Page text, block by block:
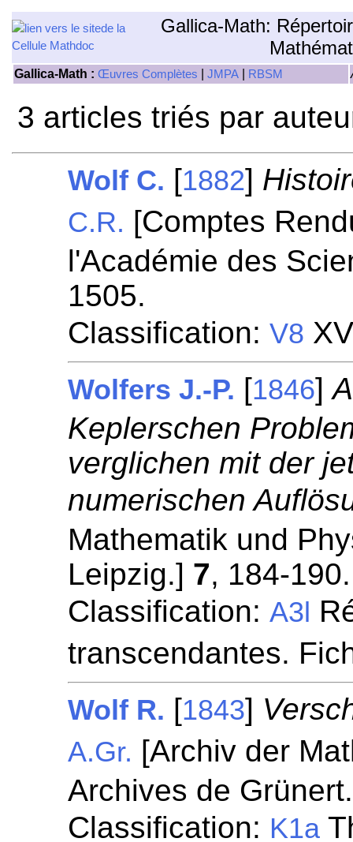
Gallica-Math:
Gallica-Math : Œuvres Complètes JMPA RBSM
3 articles triés par
Wolf C. [1882]
C.R. [Comptes
l'Académie des
1505.
Classification:V8
Wolfers J.-P. [1846]
Keplerschen
verglichen mit der
numerischen
Mathematik und
Leipzig.] 7, 184-190.
Classification:A3l
transcendantes.
Wolf R. [1843]
A.Gr. [Archiv der
Archives de
Classification: K1a